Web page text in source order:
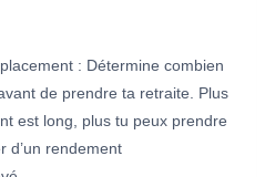
: Détermine combien
de prendre ta retraite. Plus
est long, plus tu peux prendre
d’un rendement